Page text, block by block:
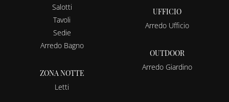
Salotti
Tavoli
Sedie
Arredo Bagno
ZONA NOTTE
Letti
UFFICIO
Arredo Ufficio
OUTDOOR
Arredo Giardino